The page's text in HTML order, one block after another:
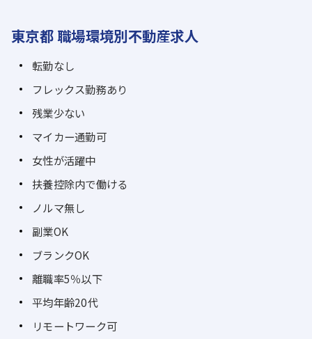
東京都 職場環境別不動産求人
転勤なし
フレックス勤務あり
残業少ない
マイカー通勤可
女性が活躍中
扶養控除内で働ける
ノルマ無し
副業OK
ブランクOK
離職率5％以下
平均年齢20代
リモートワーク可